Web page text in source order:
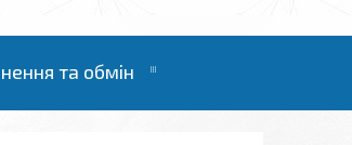
та обмін